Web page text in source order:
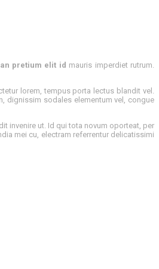
pretium elit id mauris imperdiet rutrum.
lorem, tempus porta lectus blandit vel.
dignissim sodales elementum vel, congue
invenire ut. Id qui tota novum oporteat, per
mei cu, electram referrentur delicatissimi